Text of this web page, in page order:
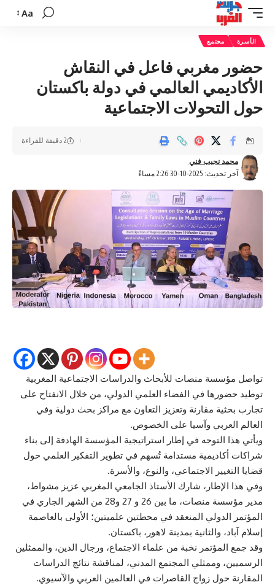
تغيير
Aa
الأسرة مجتمع
حضور مغربي فاعل في النقاش
الأكاديمي العالمي في دولة باكستان
حول التحولات الاجتماعية
آخر تحديث: 2025-10-30 2:26 مساءً
محمد نجيب فني
2 دقيقة للقراءة
تواصل مؤسسة منصات للأبحاث والدراسات الاجتماعية المغربية
توطيد حضورها في الفضاء العلمي الدولي، من خلال الانفتاح على
تجارب بحثية مقارنة وتعزيز التعاون مع مراكز بحث دولية وفي
العالم العربي وآسيا على الخصوص.
ويأتي هذا التوجه في إطار استراتيجية المؤسسة الهادفة إلى بناء
شراكات أكاديمية مستدامة تُسهم في تطوير التفكير العلمي حول
قضايا التغيير الاجتماعي، والنوع، والأسرة.
وفي هذا الإطار، شارك الأستاذ الجامعي المغربي عزيز مشواط،
مدير مؤسسة منصات، ما بين 26 و 27 و28 من الشهر الجاري في
المؤتمر الدولي المنعقد في محطتين علميتين؛ الأولى بالعاصمة
إسلام آباد، والثانية بمدينة لاهور، باكستان.
وقد جمع المؤتمر نخبة من علماء الاجتماع، ورجال الدين، والممثلين
الرسميين، وممثلي المجتمع المدني، لمناقشة نتائج الدراسات
المقارنة حول زواج القاصرات في العالمين العربي والآسيوي.